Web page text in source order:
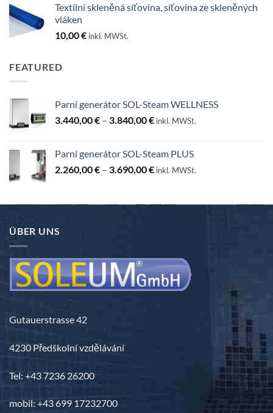
až
Textilní skleněná síťovina, síťovina ze skleněných
vláken
10,00€ inkl. MWSt.
FEATURED
Parní generátor SOL-Steam WELLNESS
3.440,00€ – 3.840,00€Rozpětí
až
3.840,00 €
inkl. MWSt.
Parní generátor SOL-Steam PLUS
2.260,00€ – 3.690,00€Rozpětí
až
inkl. MWSt.
ÜBER UNS
Gutauerstrasse 42
4230 Předškolní vzdělávání
Tel: +43 7236 26200
mobil: +43 699 17232700